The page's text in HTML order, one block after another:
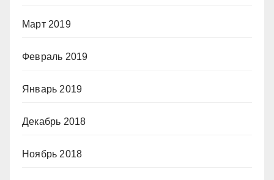
Март 2019
Февраль 2019
Январь 2019
Декабрь 2018
Ноябрь 2018